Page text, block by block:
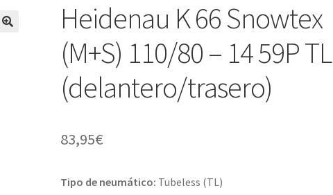
Heidenau K 66 Snowtex
(M+S) 110/80 – 14 59P TL
(delantero/trasero)
83,95€
Tipo de neumático: Tubeless (TL)